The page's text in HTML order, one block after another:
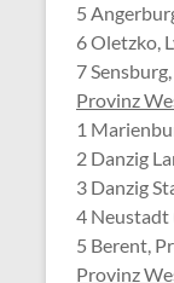
5
6 Oletzko,
7
Provinz
1
2 Danzig
3 Danzig
4 Neustadt
5 Berent,
Provinz